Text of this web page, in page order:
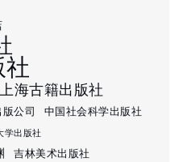
社
上海古籍出版社
公司 中国社会科学出版社
学出版社
吉林美术出版社